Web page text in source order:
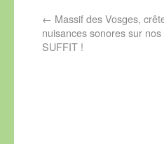
← Massif des Vosges,
nuisances sonores sur
SUFFIT !